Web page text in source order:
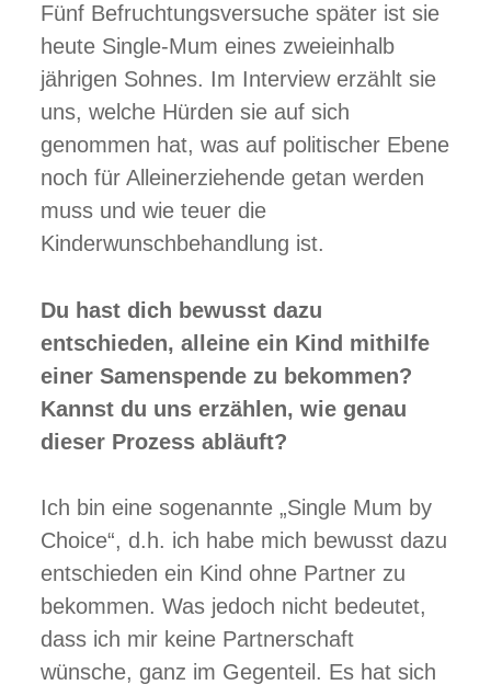
Fünf Befruchtungsversuche später ist sie
heute Single-Mum eines zweieinhalb
jährigen Sohnes. Im Interview erzählt sie
uns, welche Hürden sie auf sich
genommen hat, was auf politischer Ebene
noch für Alleinerziehende getan werden
muss und wie teuer die
Kinderwunschbehandlung ist.
Du hast dich bewusst dazu
entschieden, alleine ein Kind mithilfe
einer Samenspende zu bekommen?
Kannst du uns erzählen, wie genau
dieser Prozess abläuft?
Ich bin eine sogenannte „Single Mum by
Choice“, d.h. ich habe mich bewusst dazu
entschieden ein Kind ohne Partner zu
bekommen. Was jedoch nicht bedeutet,
dass ich mir keine Partnerschaft
wünsche, ganz im Gegenteil. Es hat sich